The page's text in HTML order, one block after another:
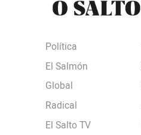
Política
El Salmón
Global
Radical
El Salto TV